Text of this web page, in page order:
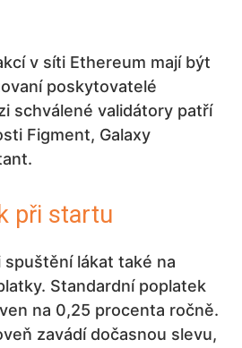
v síti Ethereum mají být
poskytovatelé
schválené validátory patří
Figment, Galaxy
při startu
spuštění lákat také na
Standardní poplatek
na 0,25 procenta ročně.
zavádí dočasnou slevu,